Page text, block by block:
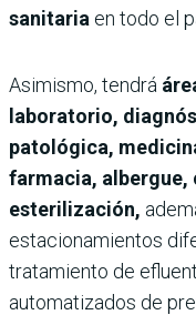
sanitaria en todo el
Asimismo, tendrá
laboratorio,
patológica,
farmacia, albergue,
esterilización,
estacionamientos
tratamiento de
automatizados de